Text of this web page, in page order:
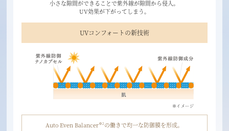
小さな隙間ができることで紫外線が隙間から侵入。
UV効果が下がってしまう。
UVコンフォートの新技術
※イメージ
Auto Even Balancer※2 の働きで均一な防御膜を形成。